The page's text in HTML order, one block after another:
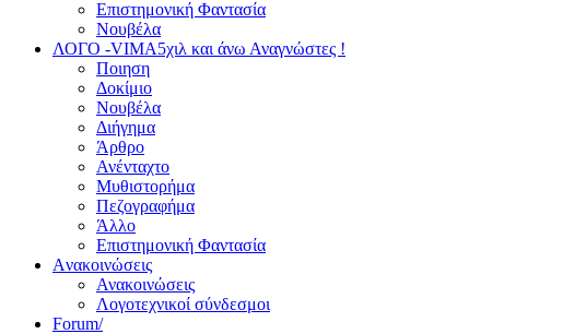
Επιστημονική Φαντασία
Νουβέλα
ΛΟΓΟ -VIMA5χιλ και άνω Αναγνώστες !
Ποιηση
Δοκίμιο
Νουβέλα
Διήγημα
Άρθρο
Ανένταχτο
Μυθιστορήμα
Πεζογραφήμα
Άλλο
Επιστημονική Φαντασία
Aνακοινώσεις
Ανακοινώσεις
Λογοτεχνικοί σύνδεσμοι
Forum/